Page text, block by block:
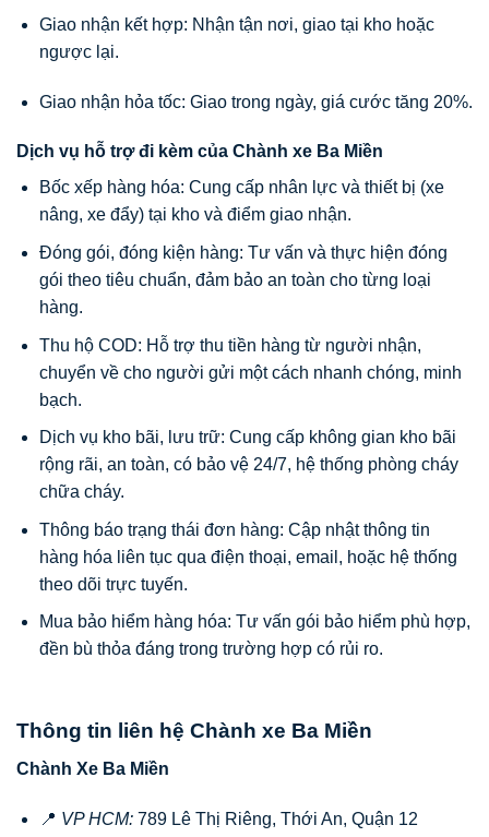
Giao nhận kết hợp: Nhận tận nơi, giao tại kho hoặc
ngược lại.
Giao nhận hỏa tốc: Giao trong ngày, giá cước tăng 20%.
Dịch vụ hỗ trợ đi kèm của Chành xe Ba Miền
Bốc xếp hàng hóa: Cung cấp nhân lực và thiết bị (xe
nâng, xe đẩy) tại kho và điểm giao nhận.
Đóng gói, đóng kiện hàng: Tư vấn và thực hiện đóng
gói theo tiêu chuẩn, đảm bảo an toàn cho từng loại
hàng.
Thu hộ COD: Hỗ trợ thu tiền hàng từ người nhận,
chuyển về cho người gửi một cách nhanh chóng, minh
bạch.
Dịch vụ kho bãi, lưu trữ: Cung cấp không gian kho bãi
rộng rãi, an toàn, có bảo vệ 24/7, hệ thống phòng cháy
chữa cháy.
Thông báo trạng thái đơn hàng: Cập nhật thông tin
hàng hóa liên tục qua điện thoại, email, hoặc hệ thống
theo dõi trực tuyến.
Mua bảo hiểm hàng hóa: Tư vấn gói bảo hiểm phù hợp,
đền bù thỏa đáng trong trường hợp có rủi ro.
Thông tin liên hệ Chành xe Ba Miền
Chành Xe Ba Miền
📍 VP HCM:789 Lê Thị Riêng, Thới An, Quận 12